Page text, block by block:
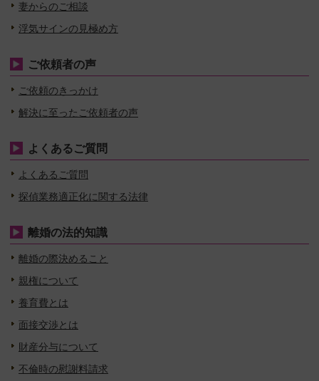
妻からのご相談
浮気サインの見極め方
ご依頼者の声
ご依頼のきっかけ
解決に至ったご依頼者の声
よくあるご質問
よくあるご質問
探偵業務適正化に関する法律
離婚の法的知識
離婚の際決めること
親権について
養育費とは
面接交渉とは
財産分与について
不倫時の慰謝料請求